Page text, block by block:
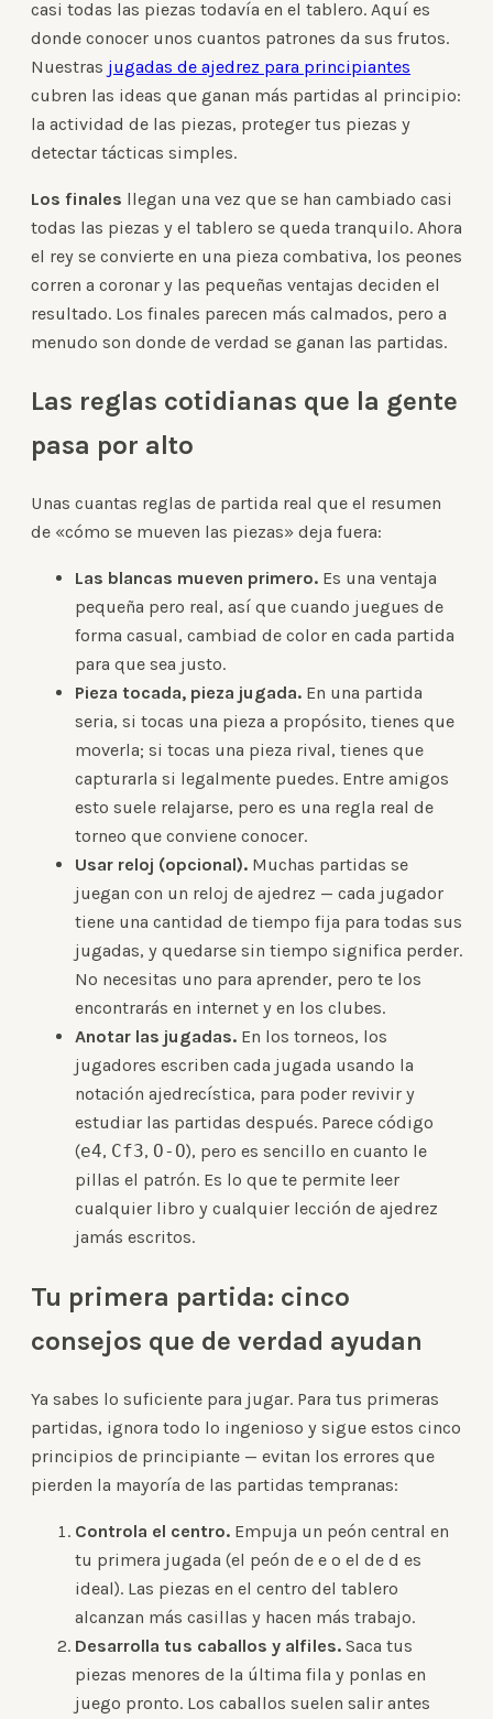
casi todas las piezas todavía en el tablero. Aquí es
donde conocer unos cuantos patrones da sus frutos.
Nuestras jugadas de ajedrez para principiantes
cubren las ideas que ganan más partidas al principio:
la actividad de las piezas, proteger tus piezas y
detectar tácticas simples.
Los finales llegan una vez que se han cambiado casi
todas las piezas y el tablero se queda tranquilo. Ahora
el rey se convierte en una pieza combativa, los peones
corren a coronar y las pequeñas ventajas deciden el
resultado. Los finales parecen más calmados, pero a
menudo son donde de verdad se ganan las partidas.
Las reglas cotidianas que la gente
pasa por alto
Unas cuantas reglas de partida real que el resumen
de «cómo se mueven las piezas» deja fuera:
Las blancas mueven primero. Es una ventaja
pequeña pero real, así que cuando juegues de
forma casual, cambiad de color en cada partida
para que sea justo.
Pieza tocada, pieza jugada. En una partida
seria, si tocas una pieza a propósito, tienes que
moverla; si tocas una pieza rival, tienes que
capturarla si legalmente puedes. Entre amigos
esto suele relajarse, pero es una regla real de
torneo que conviene conocer.
Usar reloj (opcional). Muchas partidas se
juegan con un reloj de ajedrez — cada jugador
tiene una cantidad de tiempo fija para todas sus
jugadas, y quedarse sin tiempo significa perder.
No necesitas uno para aprender, pero te los
encontrarás en internet y en los clubes.
Anotar las jugadas. En los torneos, los
jugadores escriben cada jugada usando la
notación ajedrecística, para poder revivir y
estudiar las partidas después. Parece código
(e4, Cf3, O-O), pero es sencillo en cuanto le
pillas el patrón. Es lo que te permite leer
cualquier libro y cualquier lección de ajedrez
jamás escritos.
Tu primera partida: cinco
consejos que de verdad ayudan
Ya sabes lo suficiente para jugar. Para tus primeras
partidas, ignora todo lo ingenioso y sigue estos cinco
principios de principiante — evitan los errores que
pierden la mayoría de las partidas tempranas:
Controla el centro. Empuja un peón central en
tu primera jugada (el peón de e o el de d es
ideal). Las piezas en el centro del tablero
alcanzan más casillas y hacen más trabajo.
Desarrolla tus caballos y alfiles. Saca tus
piezas menores de la última fila y ponlas en
juego pronto. Los caballos suelen salir antes